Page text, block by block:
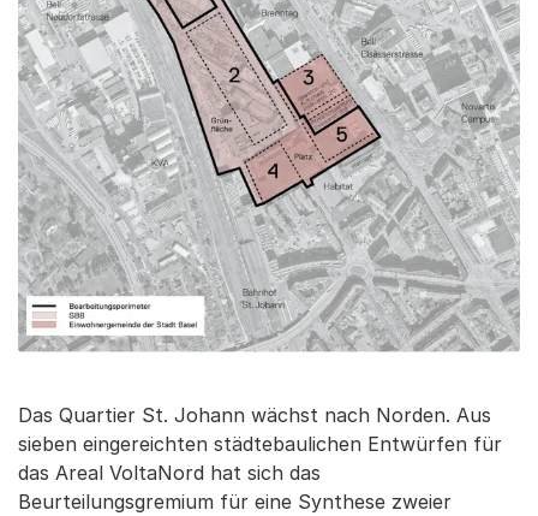
Das Quartier St. Johann wächst nach Norden. Aus
sieben eingereichten städtebaulichen Entwürfen für
das Areal VoltaNord hat sich das
Beurteilungsgremium für eine Synthese zweier